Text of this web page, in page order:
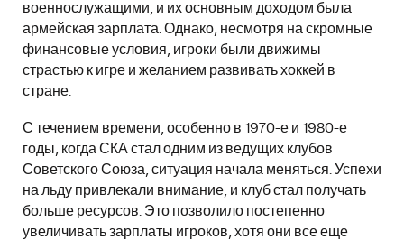
военнослужащими, и их основным доходом была
армейская зарплата. Однако, несмотря на скромные
финансовые условия, игроки были движимы
страстью к игре и желанием развивать хоккей в
стране.
С течением времени, особенно в 1970-е и 1980-е
годы, когда СКА стал одним из ведущих клубов
Советского Союза, ситуация начала меняться. Успехи
на льду привлекали внимание, и клуб стал получать
больше ресурсов. Это позволило постепенно
увеличивать зарплаты игроков, хотя они все еще